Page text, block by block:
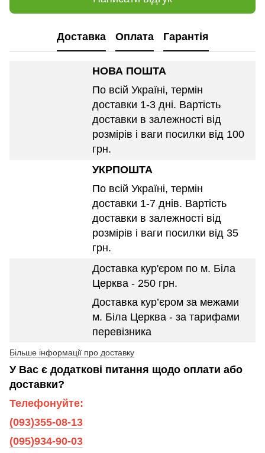
Доставка Оплата Гарантія
НОВА ПОШТА
По всій Україні, термін
доставки 1-3 дні. Вартість
доставки в залежності від
розмірів і ваги посилки від 100
грн.
УКРПОШТА
По всій Україні, термін
доставки 1-7 днів. Вартість
доставки в залежності від
розмірів і ваги посилки від 35
грн.
Доставка кур'єром по м. Біла
Церква - 250 грн.
Доставка кур’єром за межами
м. Біла Церква - за тарифами
перевізника
Більше інформації про доставку
У Вас є додаткові питання щодо оплати або
доставки?
Телефонуйте:
(093)355-08-13
(095)934-90-03